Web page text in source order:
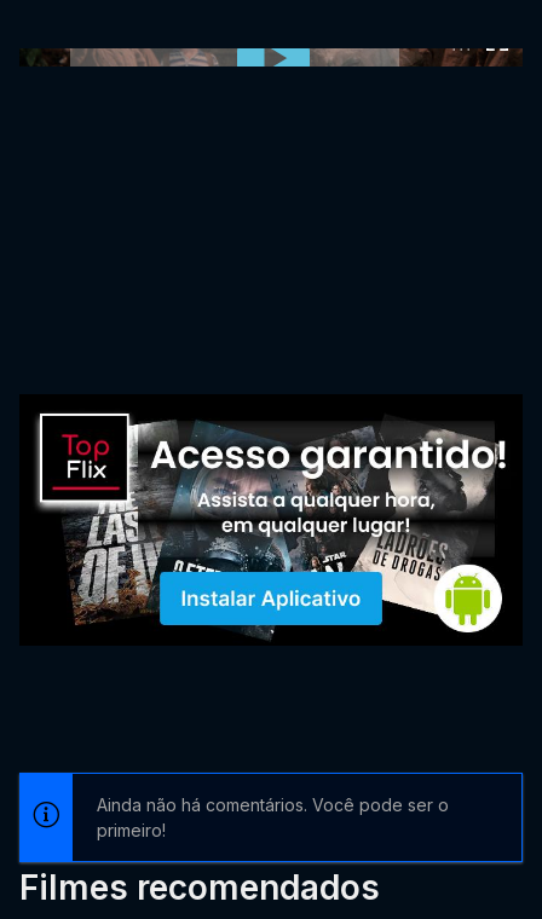
Ainda não há comentários. Você pode ser o
primeiro!
Filmes recomendados